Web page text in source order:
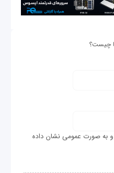
چیست؟
به صورت عمومی نشان داده